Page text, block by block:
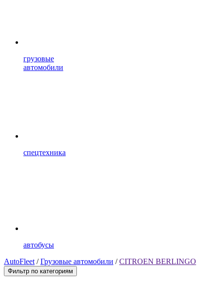
грузовые
автомобили
спецтехника
автобусы
AutoFleet / Грузовые автомобили / CITROEN BERLINGO
Фильтр по категориям